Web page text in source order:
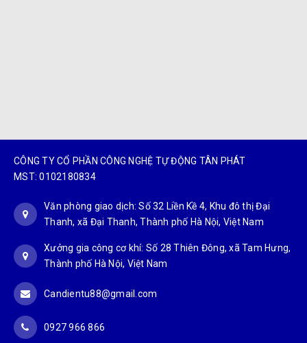
CÔNG TY CỔ PHẦN CÔNG NGHỆ TỰ ĐỘNG TÂN PHÁT
MST: 0102180834
Văn phòng giao dịch: Số 32 Liền Kề 4, Khu đô thị Đại
Thanh, xã Đại Thanh, Thành phố Hà Nội, Việt Nam
Xưởng gia công cơ khí: Số 28 Thiên Đông, xã Tam Hưng,
Thành phố Hà Nội, Việt Nam
Candientu88@gmail.com
0927 966 866